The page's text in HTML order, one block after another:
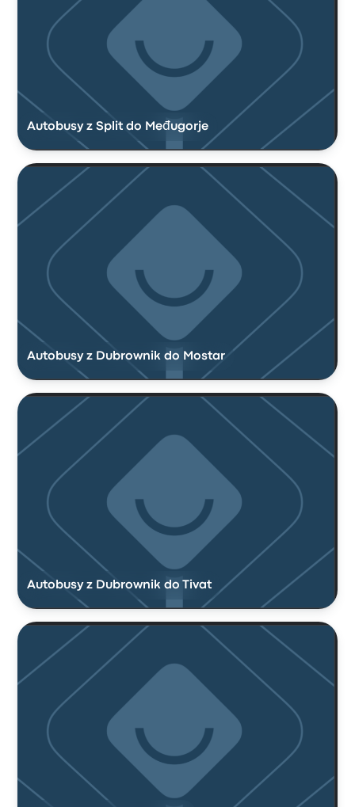
Autobusy z Split do Međugorje
Autobusy z Dubrownik do Mostar
Autobusy z Dubrownik do Tivat